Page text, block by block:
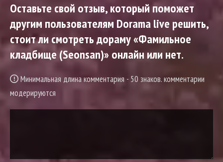
Оставьте свой отзыв, который поможет
другим пользователям Dorama live решить,
стоит ли смотреть дораму «Фамильное
кладбище (Seonsan)» онлайн или нет.
Минимальная длина комментария - 50 знаков. комментарии
модерируются